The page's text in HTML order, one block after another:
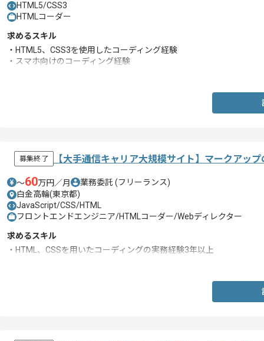
HTML5/CSS3
HTMLコーダー
求めるスキル
・HTML5、CSS3を使用したコーディング経験
・スマホ向けのコーディング経験
募集終了 【大手通信キャリア大規模サイト】マークアッ
〜60万円／月 業務委託 (フリーランス)
白金高輪(東京都)
JavaScript/CSS/HTML
フロントエンドエンジニア/HTMLコーダー/Webディレクター
求めるスキル
・HTML、CSSを用いたコーディングの実務経験3年以上